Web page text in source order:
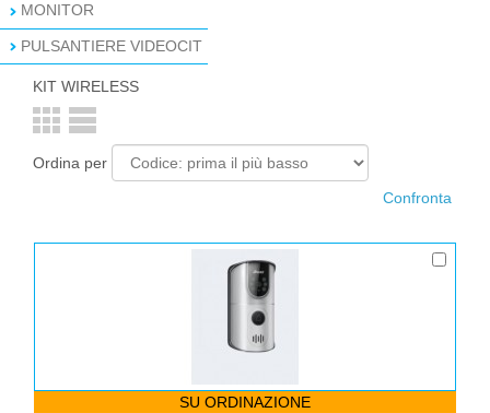
MONITOR
PULSANTIERE VIDEOCIT
KIT WIRELESS
Ordina per
SU ORDINAZIONE